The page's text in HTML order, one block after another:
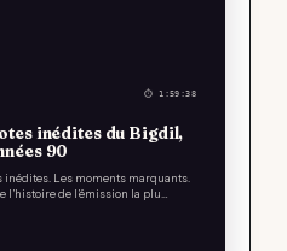
⏱ 1:59:38
inédites du Bigdil,
90
inédites. Les moments marquants.
l’histoire de l’émission la plu…